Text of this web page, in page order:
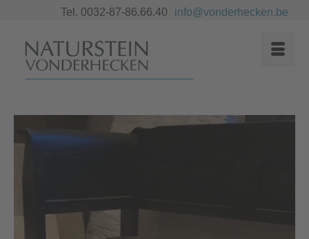
Tel. 0032-87-86.66.40 info@vonderhecken.be